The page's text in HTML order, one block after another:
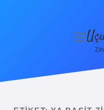
menüyü